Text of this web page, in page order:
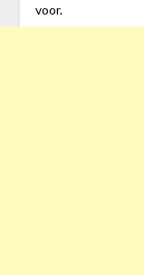
voor.